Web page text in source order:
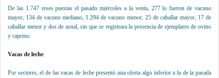
De las 1.747 reses puestas el pasado miércoles a la venta, 277 lo fueron de vacuno
mayor, 134 de vacuno mediano, 1.294 de vacuno menor, 25 de caballar mayor, 17 de
caballar menor y dos de asnal, sin que se registrara la presencia de ejemplares de ovino
y caprino.
Vacas de leche
Por sectores, el de las vacas de leche presentó una oferta algo inferior a la de la pasada